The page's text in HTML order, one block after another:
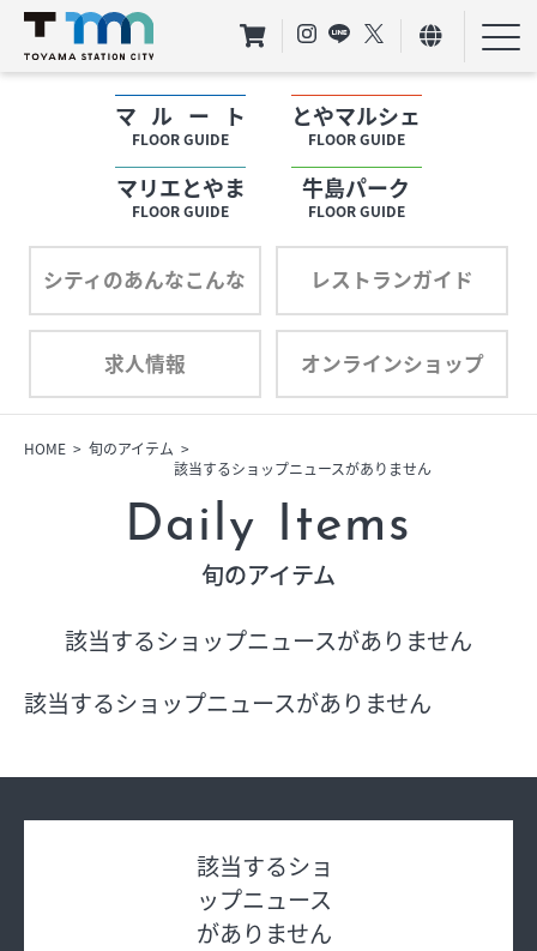
マルート
FLOOR GUIDE
とやマルシェ
FLOOR GUIDE
マリエとやま
FLOOR GUIDE
牛島パーク
FLOOR GUIDE
シティのあんなこんな レストランガイド
求人情報 オンラインショップ
フロアガイド
ショップリスト
プロフィール
フロアガイド
プロフィール
ショップリスト
HOME
旬のアイテム
該当するショップニュースがありません
Daily Items
旬のアイテム
該当するショップニュースがありません
該当するショップニュースがありません
該当するショ
ップニュース
がありません